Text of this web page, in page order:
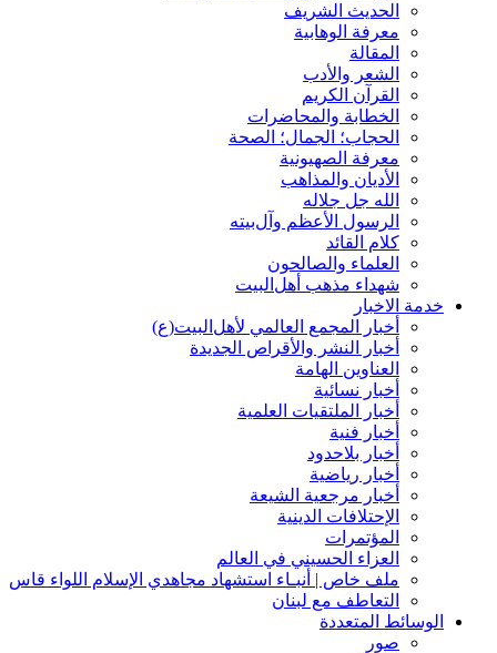
الحدیث الشریف
معرفة الوهابية
المقالة
الشعر والأدب
القرآن الکریم
الخطابة والمحاضرات
الحجاب؛ الجمال؛ الصحة
معرفة الصهيونية
الأديان والمذاهب
الله جل جلاله
الرسول الأعظم وآل‌بیته
کلام القائد
العلماء والصالحون
شهداء مذهب أهل‌‏البیت
خدمة الاخبار
أخبار المجمع العالمي لأهل‌البيت(ع)
أخبار النشر والأقراص الجديدة
العناوين الهامة
أخبار نسائیة
أخبار الملتقيات العلمية
أخبار فنیة
أخبار بلاحدود
أخبار رياضية
أخبار مرجعیة الشیعة
الإحتلافات الدينية
المؤتمرات
العزاء الحسيني في العالم
ملف خاص | أنبـاء استشهاد مجاهدي الإسلام اللواء قاس
التعاطف مع لبنان
الوسائط المتعددة
صور